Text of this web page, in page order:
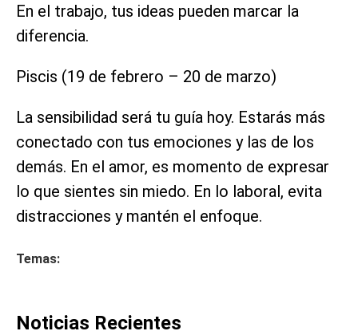
En el trabajo, tus ideas pueden marcar la
diferencia.
Piscis (19 de febrero – 20 de marzo)
La sensibilidad será tu guía hoy. Estarás más
conectado con tus emociones y las de los
demás. En el amor, es momento de expresar
lo que sientes sin miedo. En lo laboral, evita
distracciones y mantén el enfoque.
Temas:
Noticias Recientes